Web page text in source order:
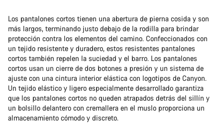
Los pantalones cortos tienen una abertura de pierna cosida y son
más largos, terminando justo debajo de la rodilla para brindar
protección contra los elementos del camino. Confeccionados con
un tejido resistente y duradero, estos resistentes pantalones
cortos también repelen la suciedad y el barro. Los pantalones
cortos usan un cierre de dos botones a presión y un sistema de
ajuste con una cintura interior elástica con logotipos de Canyon.
Un tejido elástico y ligero especialmente desarrollado garantiza
que los pantalones cortos no queden atrapados detrás del sillín y
un bolsillo delantero con cremallera en el muslo proporciona un
almacenamiento cómodo y discreto.